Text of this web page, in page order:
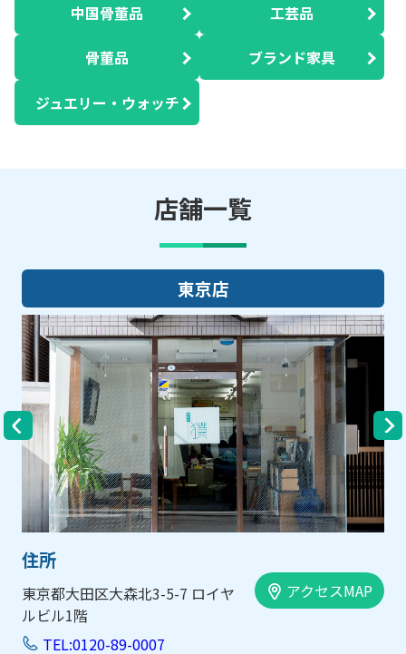
中国骨董品 工芸品
骨董品 ブランド家具
ジュエリー・ウォッチ
店舗一覧
大阪店
住所
大阪市中央区内平野町1-1-5 西大
手前ビル103号
アクセスMAP
TEL:0120-89-0007